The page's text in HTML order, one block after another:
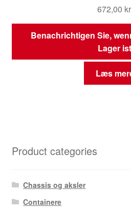
672,00
Benachrichtigen Sie,
Lager ist
Læs
Product categories
Chassis og aksler
Containere